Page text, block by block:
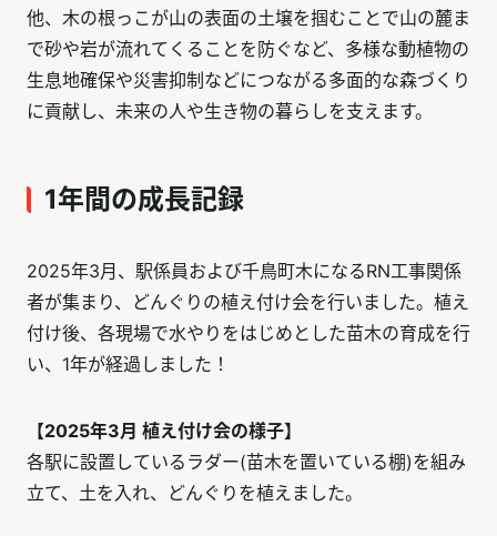
他、木の根っこが山の表面の土壌を掴むことで山の麓ま
で砂や岩が流れてくることを防ぐなど、多様な動植物の
生息地確保や災害抑制などにつながる多面的な森づくり
に貢献し、未来の人や生き物の暮らしを支えます。
1年間の成長記録
2025年3月、駅係員および千鳥町木になるRN工事関係
者が集まり、どんぐりの植え付け会を行いました。植え
付け後、各現場で水やりをはじめとした苗木の育成を行
い、1年が経過しました！
【2025年3月 植え付け会の様子】
各駅に設置しているラダー(苗木を置いている棚)を組み
立て、土を入れ、どんぐりを植えました。